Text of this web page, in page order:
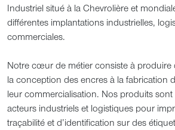
Industriel situé à la Chevrolière et
différentes implantations industrielles,
commerciales.
Notre cœur de métier consiste à produire
la conception des encres à la fabrication
leur commercialisation. Nos produits sont
acteurs industriels et logistiques pour
traçabilité et d’identification sur des